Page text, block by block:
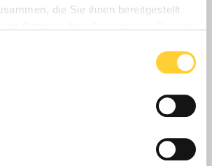
die Sie ihnen bereitgestellt